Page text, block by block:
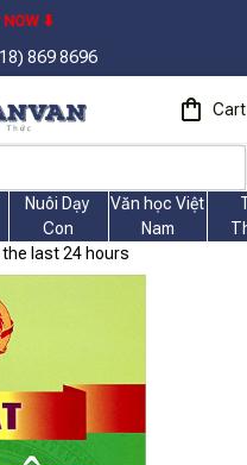
869 8696
Cart
Nuôi Dạy
Con
Văn học Việt
Nam
the last 24 hours